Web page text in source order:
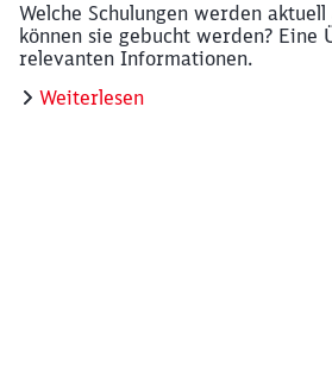
Welche Schulungen werden
können sie gebucht werden? Eine
relevanten Informationen.
Weiterlesen